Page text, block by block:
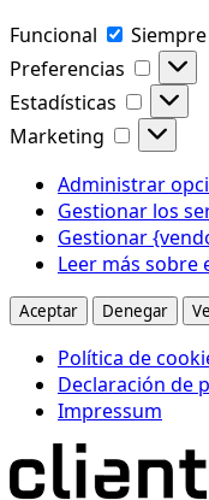
Funcional
Preferencias
Estadísticas
Marketing
Administrar
Gestionar los
Gestionar
Leer más sobre
Aceptar Denegar
Política de
Declaración de
Impressum